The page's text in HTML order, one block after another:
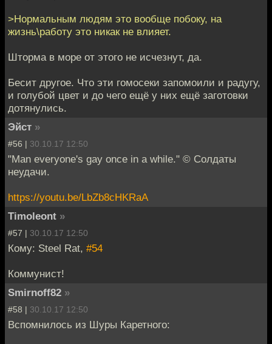
>Нормальным людям это вообще побоку, на
жизнь\работу это никак не влияет.
Шторма в море от этого не исчезнут, да.
Бесит другое. Что эти гомосеки запомоили и радугу,
и голубой цвет и до чего ещё у них ещё заготовки
дотянулись.
Эйст »
#56 | 30.10.17 12:50
"Man everyone's gay once in a while." © Солдаты
неудачи.
https://youtu.be/LbZb8cHKRaA
Timoleont »
#57 | 30.10.17 12:50
Кому: Steel Rat, #54
Коммунист!
Smirnoff82 »
#58 | 30.10.17 12:50
Вспомнилось из Шуры Каретного: